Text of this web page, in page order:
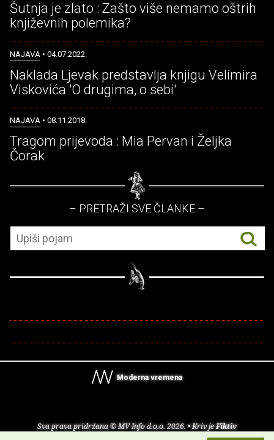
Šutnja je zlato : Zašto više nemamo oštrih
književnih polemika?
NAJAVA • 04.07.2022.
Naklada Ljevak predstavlja knjigu Velimira
Viskovića 'O drugima, o sebi'
NAJAVA • 08.11.2018.
Tragom prijevoda : Mia Pervan i Željka
Čorak
– PRETRAŽI SVE ČLANKE –
Moderna vremena
Sva prava pridržana © MV Info d.o.o. 2026. • Kriv jeFiktiv